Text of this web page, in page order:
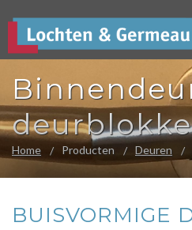
Home Producten Deuren
BUISVORMIGE